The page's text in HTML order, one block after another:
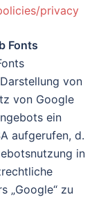
privacy
Fonts
von
von Google
ein
aufgerufen, d.
in
„Google“ zu